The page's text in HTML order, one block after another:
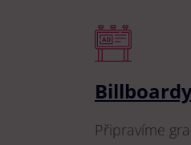
Připravíme